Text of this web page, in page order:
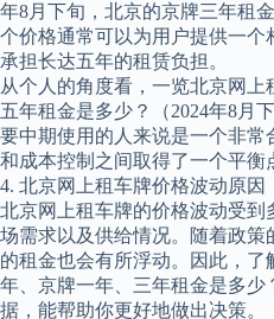
年8月下旬，北京的京牌三年租
个价格通常可以为用户提供一
承担长达五年的租赁负担。
从个人的角度看，一览北京网上
五年租金是多少？（2024年8月
要中期使用的人来说是一个非
和成本控制之间取得了一个平衡
4. 北京网上租车牌价格波动原因
北京网上租车牌的价格波动受
场需求以及供给情况。随着政
的租金也会有所浮动。因此，
年、京牌一年、三年租金是多少
据，能帮助你更好地做出决策。